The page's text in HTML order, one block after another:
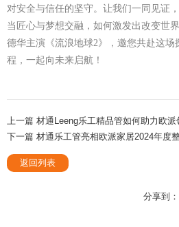
对安全与信任的坚守。让我们一同见证
当匠心与梦想交融，如何激发出改变世
德华主演《流浪地球2》，邀您共赴这
程，一起向未来启航！
上一篇 材通Leeng乐工精品管如何助力欧派
下一篇 材通乐工管亮相欧派家居2024年度
返回列表
分享到：